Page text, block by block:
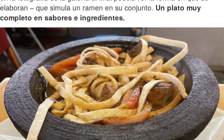
elaboran – que simula un ramen en su conjunto. Un plato muy
completo en sabores e ingredientes.